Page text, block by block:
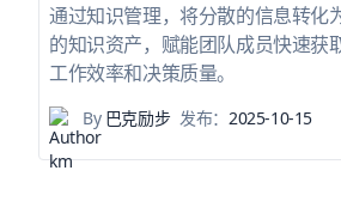
通过知识管理，将分散的信息转化
的知识资产，赋能团队成员快速获
工作效率和决策质量。
By巴克励步 发布： 2025-10-15